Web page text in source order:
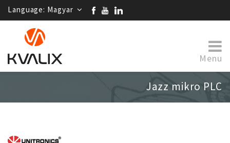
Language: Magyar
Menu
Jazz mikro PLC